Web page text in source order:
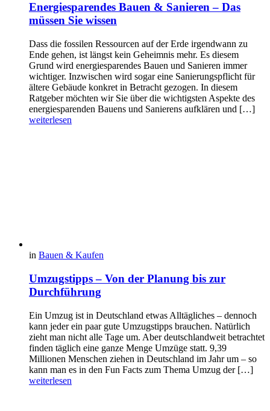
Energiesparendes Bauen & Sanieren – Das
müssen Sie wissen
Dass die fossilen Ressourcen auf der Erde irgendwann zu
Ende gehen, ist längst kein Geheimnis mehr. Es diesem
Grund wird energiesparendes Bauen und Sanieren immer
wichtiger. Inzwischen wird sogar eine Sanierungspflicht für
ältere Gebäude konkret in Betracht gezogen. In diesem
Ratgeber möchten wir Sie über die wichtigsten Aspekte des
energiesparenden Bauens und Sanierens aufklären und […]
weiterlesen
in Bauen & Kaufen
Umzugstipps – Von der Planung bis zur
Durchführung
Ein Umzug ist in Deutschland etwas Alltägliches – dennoch
kann jeder ein paar gute Umzugstipps brauchen. Natürlich
zieht man nicht alle Tage um. Aber deutschlandweit betrachtet
finden täglich eine ganze Menge Umzüge statt. 9,39
Millionen Menschen ziehen in Deutschland im Jahr um – so
kann man es in den Fun Facts zum Thema Umzug der […]
weiterlesen